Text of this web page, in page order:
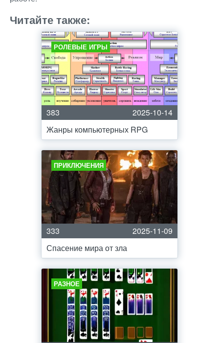
Читайте также:
РОЛЕВЫЕ ИГРЫ
383
2025-10-14
Жанры компьютерных RPG
ПРИКЛЮЧЕНИЯ
333
2025-11-09
Спасение мира от зла
РАЗНОЕ